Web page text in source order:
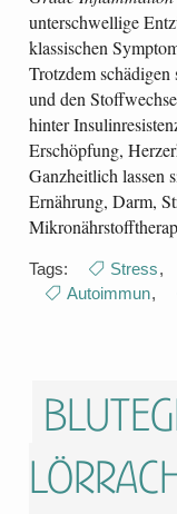
unterschwellige
klassischen
Trotzdem
und den
hinter
Erschöpfung,
Ganzheitlich lassen
Ernährung, Darm,
Tags: Stress,
Autoimmun,